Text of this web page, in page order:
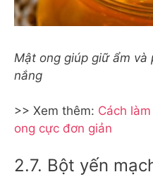
Mật ong giúp giữ ẩm
nắng
>> Xem thêm: Cách
ong cực đơn giản
2.7. Bột yến